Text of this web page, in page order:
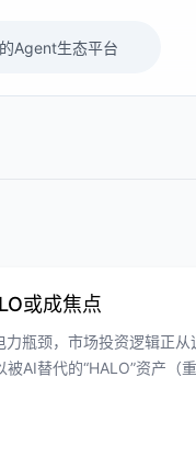
或成焦点
瓶颈，市场投资逻辑正从
AI替代的“HALO”资产（
的底层逻辑，解释了其如何
朗时期提供了新的视角和策